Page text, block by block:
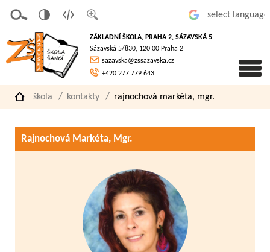
písmo
á
verze
pro
slaboz
raké
ZÁKLADNÍ ŠKOLA, PRAHA 2, SÁZAVSKÁ 5
Sázavská 5/830, 120 00 Praha 2
sazavska@zssazavska.cz
+420 277 779 643
škola kontakty rajnochová markéta, mgr.
Rajnochová Markéta, Mgr.